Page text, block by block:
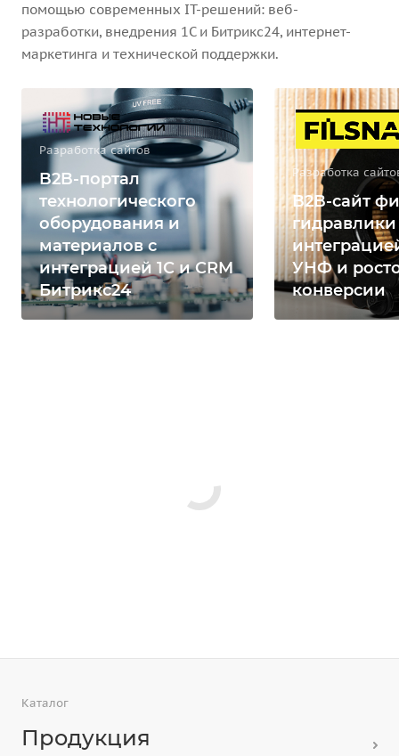
помощью современных IT-решений: веб-
разработки, внедрения 1С и Битрикс24, интернет-
маркетинга и технической поддержки.
Разработка сайтов
B2B-портал
технологического
оборудования и
материалов с
интеграцией 1С и CRM
Битрикс24
Разработка
B2B-сайт
гидравлики
УНФ и
конверсии
Каталог
Продукция